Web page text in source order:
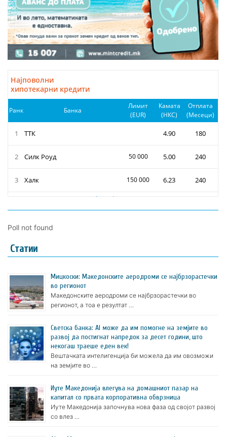
Poll not found
Статии
Мицкоски: Македонските аеродроми се најбрзорастечки
во регионот
Македонските аеродроми се најбрзорастечки во
регионот, а тоа е резултат …
Светска банка: AI може да им помогне на земјите во
развој да постигнат напредок за десет години, што
некогаш траеше еден век!
Вештачката интелигенција би можела да им овозможи
на земјите во …
Иуте Македонија влегува на домашниот пазар на
капитал со првата корпоративна обврзница
Иуте Македонија започнува нова фаза од својот развој
со влез …